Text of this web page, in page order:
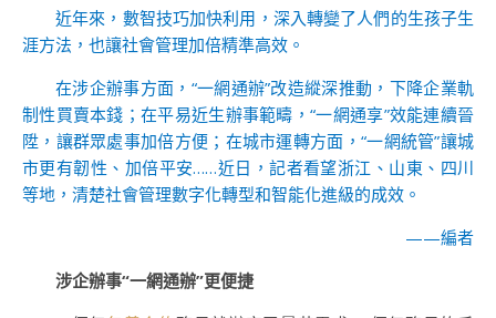
近年來，數智技巧加快利用，深入轉變了人們的生孩子生
涯方法，也讓社會管理加倍精準高效。
在涉企辦事方面，“一網通辦”改造縱深推動，下降企業軌
制性買賣本錢；在平易近生辦事範疇，“一網通享”效能連續晉
陞，讓群眾處事加倍方便；在城市運轉方面，“一網統管”讓城
市更有韌性、加倍平安……近日，記者看望浙江、山東、四川
等地，清楚社會管理數字化轉型和智能化進級的成效。
——編者
涉企辦事“一網通辦”更便捷